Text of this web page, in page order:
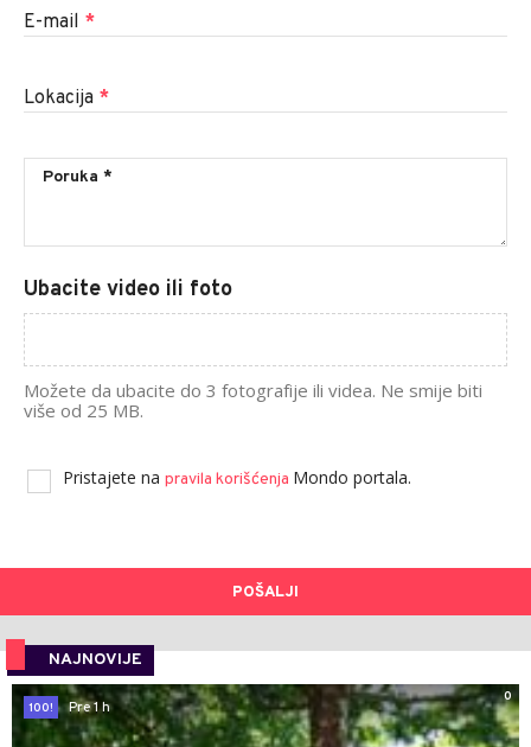
E-mail *
Lokacija *
Ubacite video ili foto
Možete da ubacite do 3 fotografije ili videa. Ne smije biti
više od 25 MB.
Pristajete na pravila korišćenja Mondo portala.
POŠALJI
NAJNOVIJE
0
100!
Pre 1 h